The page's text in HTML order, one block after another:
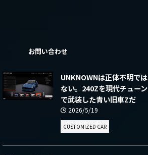
お問い合わせ
UNKNOWNは正体不明では
ない。240Zを現代チューン
で武装した青い旧車Zだ
2026/5/19
CUSTOMIZED CAR